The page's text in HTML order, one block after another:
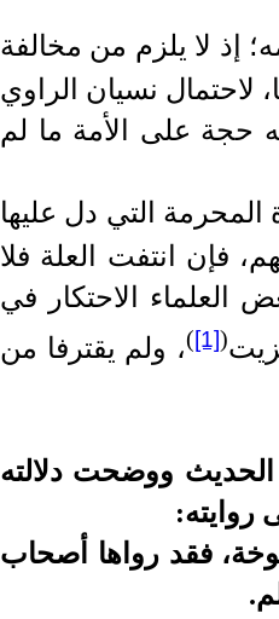
إذ لا يلزم من مخالفة
لاحتمال نسيان الراوي
حجة على الأمة ما لم
التي دل عليها
فإن انتفت العلة فلا
العلماء الاحتكار في
(
[1]
)، ولم يقترفا من
الحديث ووضحت دلالته
روايته:
فقد رواها أصحاب